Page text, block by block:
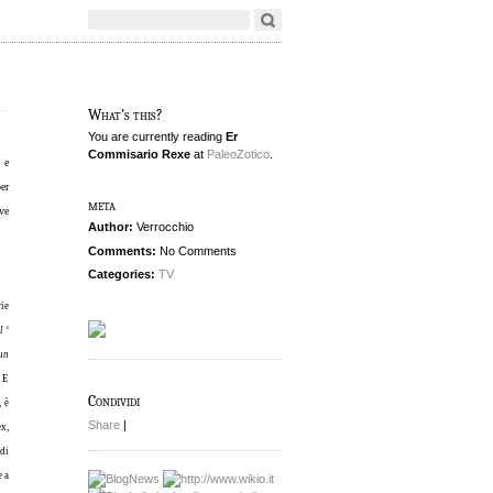
e
‘
E
è
di
a
What's this?
You are currently reading Er
Commisario Rexe at PaleoZotico
meta
Author: Verrocchio
Comments: No Comments
Categories: TV
Condividi
Share |